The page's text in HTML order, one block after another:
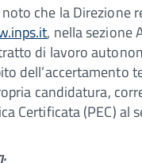
che la Direzione
, nella sezione
di lavoro
dell’accertamento
candidatura,
Certificata (PEC) al